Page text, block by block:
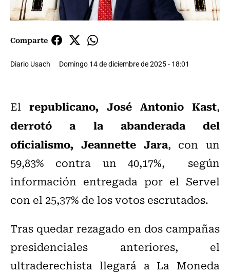
Comparte
Diario Usach Domingo 14 de diciembre de 2025 - 18:01
El republicano, José Antonio Kast,
derrotó a la abanderada del
oficialismo, Jeannette Jara, con un
59,83% contra un 40,17%, según
información entregada por el Servel
con el 25,37% de los votos escrutados.
Tras quedar rezagado en dos campañas
presidenciales anteriores, el
ultraderechista llegará a La Moneda